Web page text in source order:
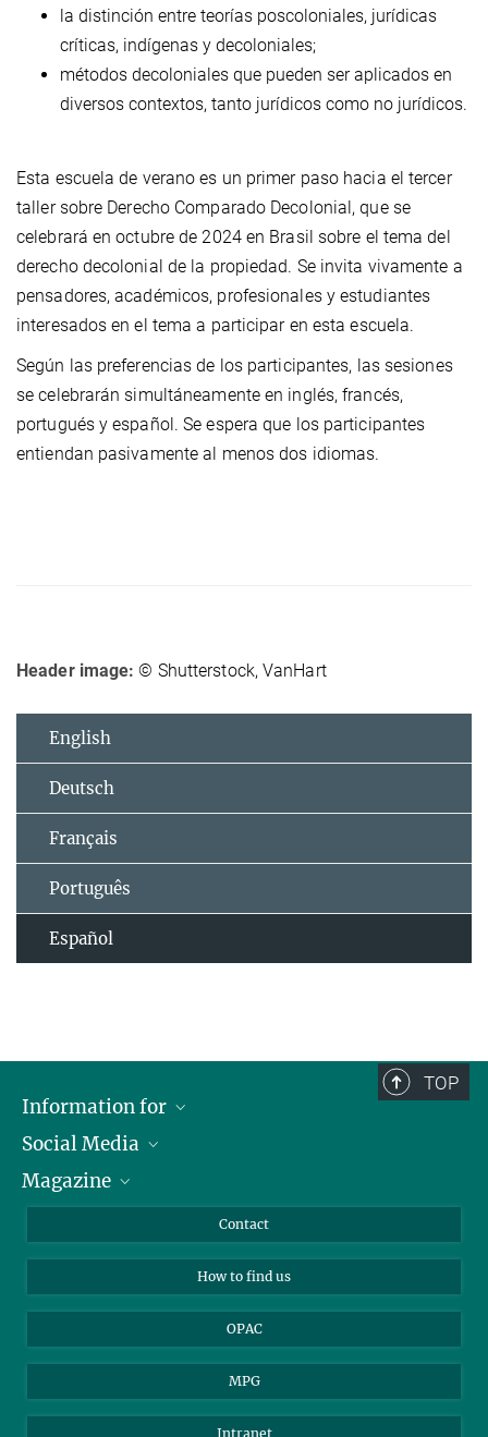
la distinción entre teorías poscoloniales, jurídicas
críticas, indígenas y decoloniales;
métodos decoloniales que pueden ser aplicados en
diversos contextos, tanto jurídicos como no jurídicos.
Esta escuela de verano es un primer paso hacia el tercer
taller sobre Derecho Comparado Decolonial, que se
celebrará en octubre de 2024 en Brasil sobre el tema del
derecho decolonial de la propiedad. Se invita vivamente a
pensadores, académicos, profesionales y estudiantes
interesados en el tema a participar en esta escuela.
Según las preferencias de los participantes, las sesiones
se celebrarán simultáneamente en inglés, francés,
portugués y español. Se espera que los participantes
entiendan pasivamente al menos dos idiomas.
Header image: © Shutterstock, VanHart
English
Deutsch
Français
Português
Español
TOP
Information for
Journalists
Scholarship Recipients
Social Media
LinkedIn
Magazine
Contact
How to find us
OPAC
MPG
Intranet